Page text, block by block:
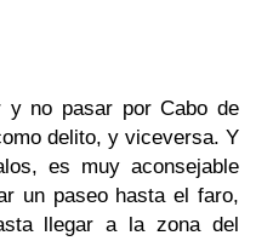
y no pasar por Cabo de
delito, y viceversa. Y
es muy aconsejable
un paseo hasta el faro,
llegar a la zona del